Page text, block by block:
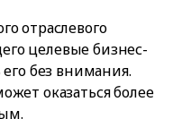
отраслевого
целевые бизнес-
без внимания.
оказаться более